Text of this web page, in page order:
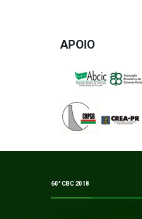
APOIO
60° CBC 2018